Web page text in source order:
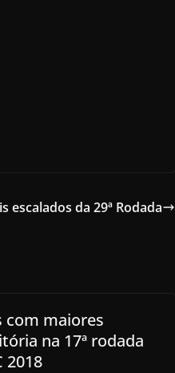
escalados da 29ª Rodada
com maiores
na 17ª rodada
2018